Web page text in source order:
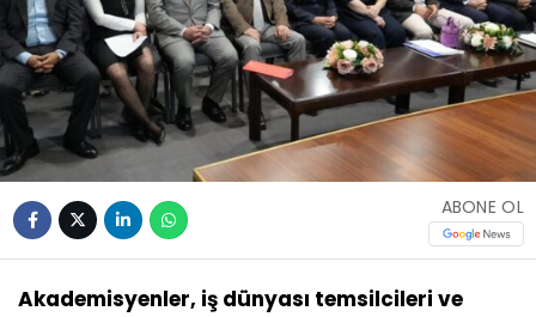
ABONE OL
Akademisyenler, iş dünyası temsilcileri ve